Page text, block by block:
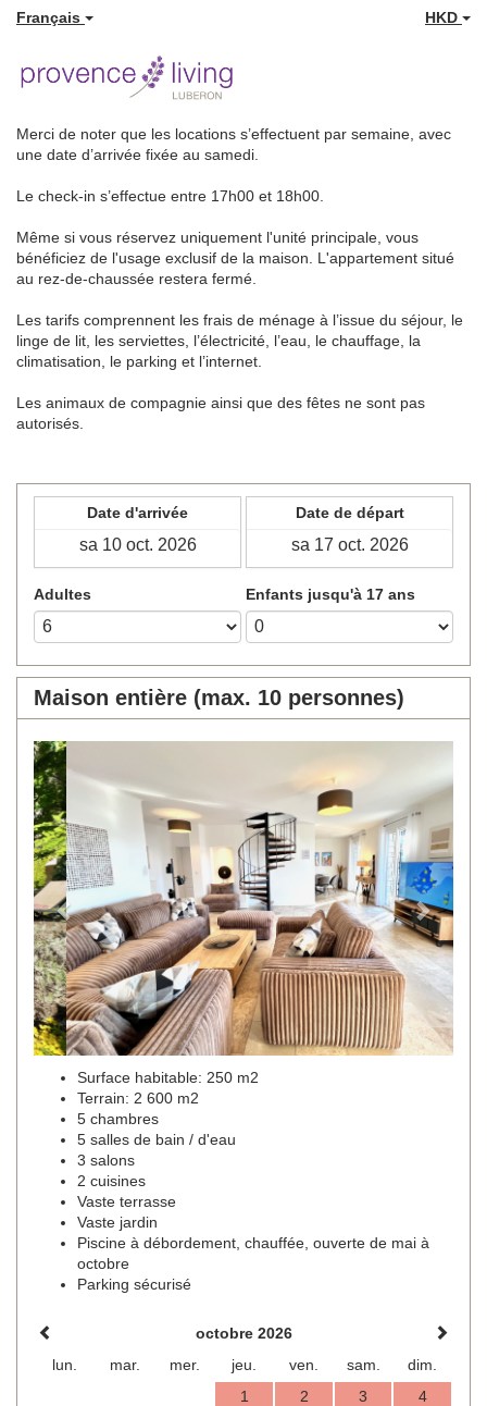
Français HKD
Merci de noter que les locations s’effectuent par semaine, avec
une date d’arrivée fixée au samedi.
Le check-in s’effectue entre 17h00 et 18h00.
Même si vous réservez uniquement l'unité principale, vous
bénéficiez de l'usage exclusif de la maison. L'appartement situé
au rez-de-chaussée restera fermé.
Les tarifs comprennent les frais de ménage à l’issue du séjour, le
linge de lit, les serviettes, l’électricité, l’eau, le chauffage, la
climatisation, le parking et l’internet.
Les animaux de compagnie ainsi que des fêtes ne sont pas
autorisés.
Date d'arrivée Date de départ
Adultes Enfants jusqu'à 17 ans
Maison entière (max. 10 personnes)
Previous Next
Surface habitable: 250 m2
Terrain: 2 600 m2
5 chambres
5 salles de bain / d'eau
3 salons
2 cuisines
Vaste terrasse
Vaste jardin
Piscine à débordement, chauffée, ouverte de mai à
octobre
Parking sécurisé
octobre 2026
lun.
mar. mer. jeu. ven. sam.
dim.
1
2 3
4